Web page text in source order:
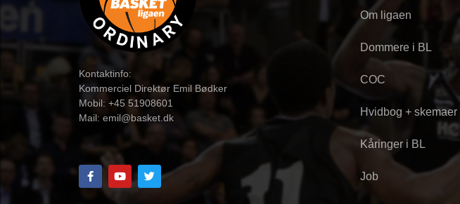
Kontaktinfo:
Kommerciel Direktør Emil Bødker
Mobil: +45 51908601
Mail: emil@basket.dk
Om ligaen
Dommere i BL
COC
Hvidbog + skemaer
Kåringer i BL
Job